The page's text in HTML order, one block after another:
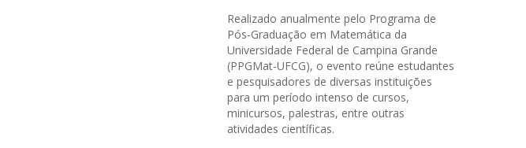
Realizado anualmente pelo Programa de
Pós-Graduação em Matemática da
Universidade Federal de Campina Grande
(PPGMat-UFCG), o evento reúne estudantes
e pesquisadores de diversas instituições
para um período intenso de cursos,
minicursos, palestras, entre outras
atividades científicas.